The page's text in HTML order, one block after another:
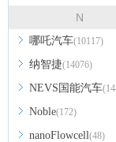
N
哪吒汽车(10117)
纳智捷(14076)
NEVS国能汽车
Noble(172)
nanoFlowcell(48)